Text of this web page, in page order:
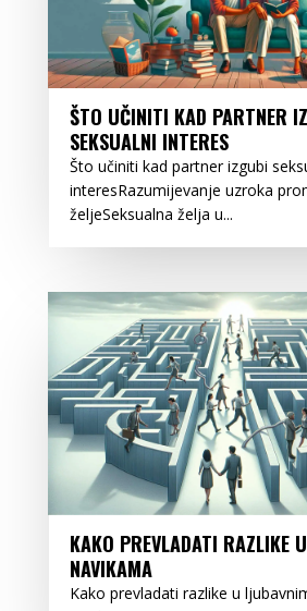
ŠTO UČINITI KAD PARTNER
SEKSUALNI INTERES
Što učiniti kad partner izgubi
interesRazumijevanje uzroka
željeSeksualna želja u...
KAKO PREVLADATI RAZLIKE
NAVIKAMA
Kako prevladati razlike u